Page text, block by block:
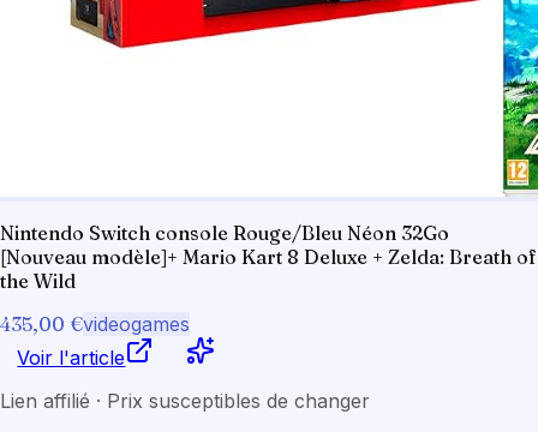
Nintendo Switch console Rouge/Bleu Néon 32Go
[Nouveau modèle]+ Mario Kart 8 Deluxe + Zelda: Breath of
the Wild
435,00 €videogames
Voir l'article
Lien affilié · Prix susceptibles de changer